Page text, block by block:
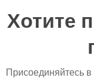
Хотите
Присоединяйтесь в